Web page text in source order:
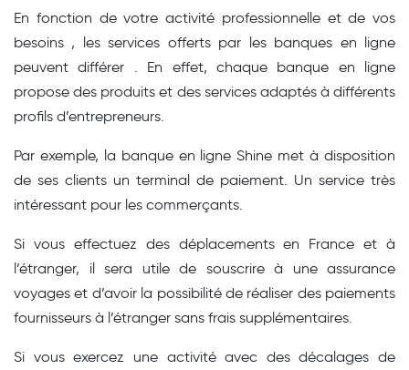
En fonction de votre activité professionnelle et de vos
besoins , les services offerts par les banques en ligne
peuvent différer . En effet, chaque banque en ligne
propose des produits et des services adaptés à différents
profils d’entrepreneurs.
Par exemple, la banque en ligne Shine met à disposition
de ses clients un terminal de paiement. Un service très
intéressant pour les commerçants.
Si vous effectuez des déplacements en France et à
l’étranger, il sera utile de souscrire à une assurance
voyages et d’avoir la possibilité de réaliser des paiements
fournisseurs à l’étranger sans frais supplémentaires.
Si vous exercez une activité avec des décalages de